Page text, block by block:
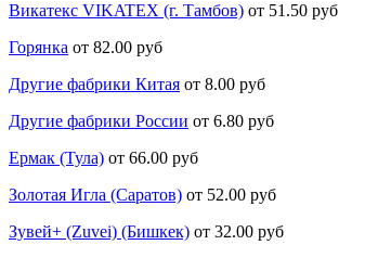
Викатекс VIKATEX (г. Тамбов) от 51.50 руб
Горянка от 82.00 руб
Другие фабрики Китая от 8.00 руб
Другие фабрики России от 6.80 руб
Ермак (Тула) от 66.00 руб
Золотая Игла (Саратов) от 52.00 руб
Зувей+ (Zuvei) (Бишкек) от 32.00 руб